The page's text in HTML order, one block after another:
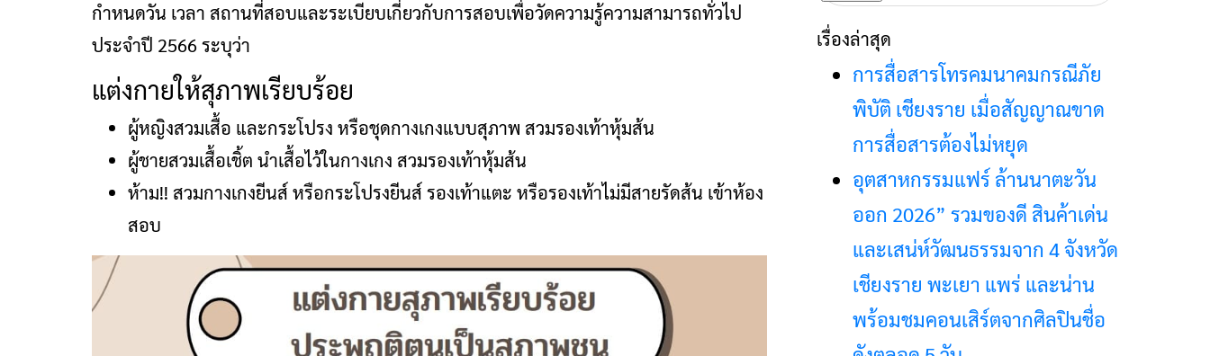
กำหนดวัน เวลา สถานที่สอบและระเบียบเกี่ยวกับการสอบเพื่อวัดความรู้ความสามารถทั่วไป
ประจำปี 2566 ระบุว่า
แต่งกายให้สุภาพเรียบร้อย
ผู้หญิงสวมเสื้อ และกระโปรง หรือชุดกางเกงแบบสุภาพ สวมรองเท้าหุ้มส้น
ผู้ชายสวมเสื้อเชิ้ต นำเสื้อไว้ในกางเกง สวมรองเท้าหุ้มส้น
ห้าม!! สวมกางเกงยีนส์ หรือกระโปรงยีนส์ รองเท้าแตะ หรือรองเท้าไม่มีสายรัดส้น เข้าห้อง
สอบ
เรื่องล่าสุด
การสื่อสารโทรคมนาคมกรณีภัย
พิบัติ เชียงราย เมื่อสัญญาณขาด
การสื่อสารต้องไม่หยุด
อุตสาหกรรมแฟร์ ล้านนาตะวัน
ออก 2026” รวมของดี สินค้าเด่น
และเสน่ห์วัฒนธรรมจาก 4 จังหวัด
เชียงราย พะเยา แพร่ และน่าน
พร้อมชมคอนเสิร์ตจากศิลปินชื่อ